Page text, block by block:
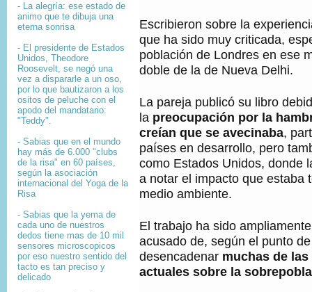
- La alegría: ese estado de
animo que te dibuja una
eterna sonrisa
- El presidente de Estados
Unidos, Theodore
Roosevelt, se negó una
vez a dispararle a un oso,
por lo que bautizaron a los
ositos de peluche con el
apodo del mandatario:
"Teddy".
- Sabias que en el mundo
hay más de 6.000 "clubs
de la risa" en 60 países,
según la asociación
internacional del Yoga de la
Risa
- Sabias que la yema de
cada uno de nuestros
dedos tiene mas de 10 mil
sensores microscopicos
por eso nuestro sentido del
tacto es tan preciso y
delicado
G
E
N
,
Escribieron sobre la
que ha sido muy criticada,
población de Londres en ese
doble de la de Nueva Delhi.
La pareja publicó su libro
la preocupación por la
creían que se avecinaba,
países en desarrollo, pero
como Estados Unidos, donde
a notar el impacto que estaba
medio ambiente.
El trabajo ha sido
acusado de, según el punto
desencadenar muchas de
actuales sobre la